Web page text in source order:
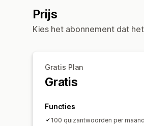
Prijs
Kies het abonnement dat
Gratis Plan
Gratis
Functies
100 quizantwoorden per maand